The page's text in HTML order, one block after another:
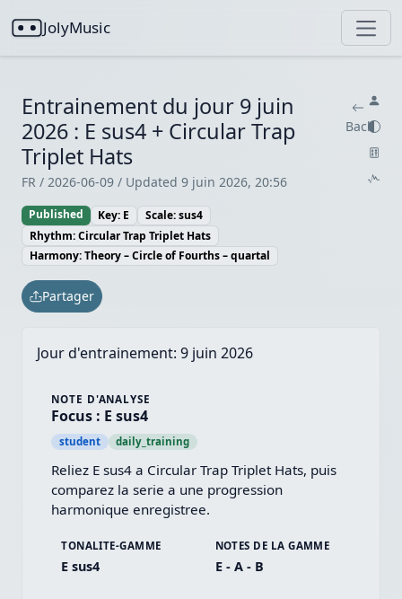
JolyMusic
Entrainement du jour 9 juin
2026 : E sus4 + Circular Trap
Triplet Hats
FR / 2026-06-09 / Updated 9 juin 2026, 20:56
Back
Published Key: E
Scale: sus4
Rhythm: Circular Trap Triplet Hats
Harmony: Theory – Circle of Fourths – quartal
Partager
Jour d'entrainement: 9 juin 2026
NOTE D'ANALYSE
Focus : E sus4
student daily_training
Reliez E sus4 a Circular Trap Triplet Hats, puis
comparez la serie a une progression
harmonique enregistree.
TONALITE-GAMME
E sus4
NOTES DE LA GAMME
E - A - B